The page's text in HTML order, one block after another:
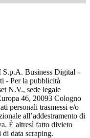
S.p.A. Business Digital -
- Per la pubblicità
N.V., sede legale
46, 20093 Cologno
personali trasmessi e/o
all’addestramento di
È altresì fatto divieto
di data scraping.